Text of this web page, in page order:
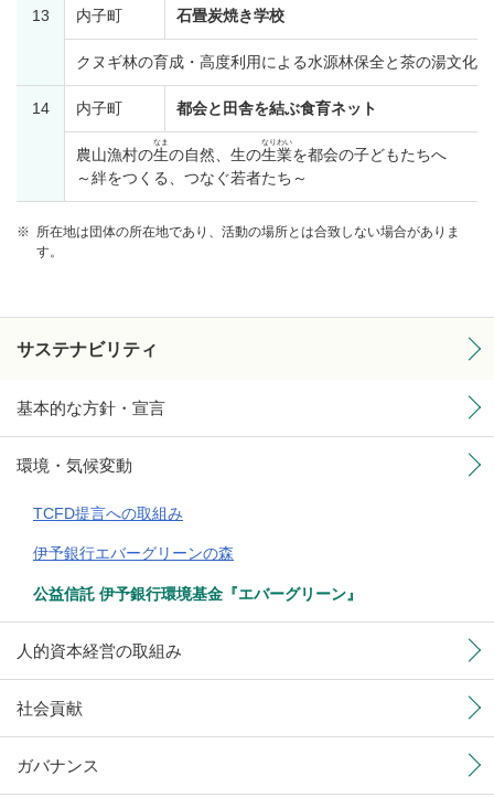
13 内子町 石畳炭焼き学校
クヌギ林の育成・高度利用による水源林保全と茶の湯文化
14 内子町 都会と田舎を結ぶ食育ネット
農山漁村の生
なま
の自然、生の生業
なりわい
を都会の子どもたちへ
～絆をつくる、つなぐ若者たち～
※ 所在地は団体の所在地であり、活動の場所とは合致しない場合がありま
す。
サステナビリティ
基本的な方針・宣言
環境・気候変動
TCFD提言への取組み
伊予銀行エバーグリーンの森
公益信託 伊予銀行環境基金『エバーグリーン』
人的資本経営の取組み
社会貢献
ガバナンス